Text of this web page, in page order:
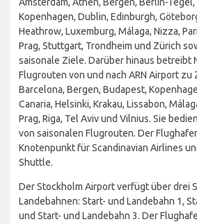
Amsterdam, Athen, Bergen, Berlin-
Kopenhagen, Dublin, Edinburgh,
Heathrow, Luxemburg, Málaga, Nizza,
Prag, Stuttgart, Trondheim und Zürich
saisonale Ziele. Darüber hinaus betreibt
Flugrouten von und nach ARN Airport zu
Barcelona, Bergen, Budapest,
Canaria, Helsinki, Krakau, Lissabon,
Prag, Riga, Tel Aviv und Vilnius. Sie
von saisonalen Flugrouten. Der
Knotenpunkt für Scandinavian Airlines
Shuttle.
Der Stockholm Airport verfügt über drei
Landebahnen: Start- und Landebahn 1,
und Start- und Landebahn 3. Der